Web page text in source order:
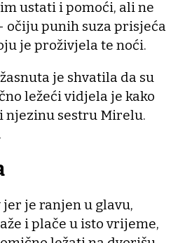
ustati i pomoći, ali ne
očiju punih suza prisjeća
je proživjela te noći.
je shvatila da su
ležeći vidjela je kako
njezinu sestru Mirelu.
je ranjen u glavu,
i plače u isto vrijeme,